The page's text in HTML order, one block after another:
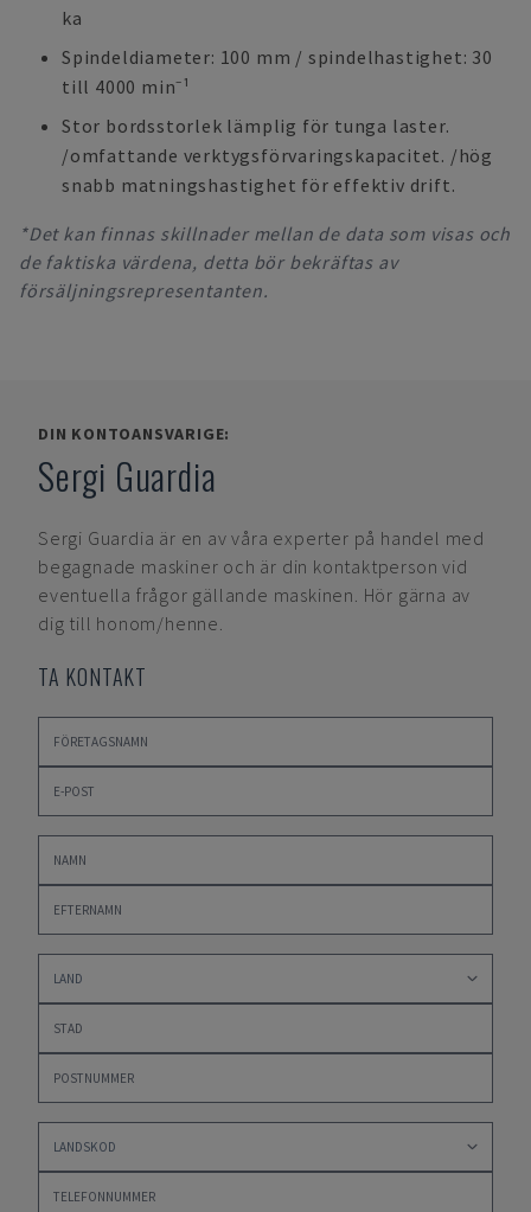
ka
Spindeldiameter: 100 mm / spindelhastighet: 30
till 4000 min⁻¹
Stor bordsstorlek lämplig för tunga laster.
/omfattande verktygsförvaringskapacitet. /hög
snabb matningshastighet för effektiv drift.
*Det kan finnas skillnader mellan de data som visas och
de faktiska värdena, detta bör bekräftas av
försäljningsrepresentanten.
DIN KONTOANSVARIGE:
Sergi Guardia
Sergi Guardia är en av våra experter på handel med
begagnade maskiner och är din kontaktperson vid
eventuella frågor gällande maskinen. Hör gärna av
dig till honom/henne.
TA KONTAKT